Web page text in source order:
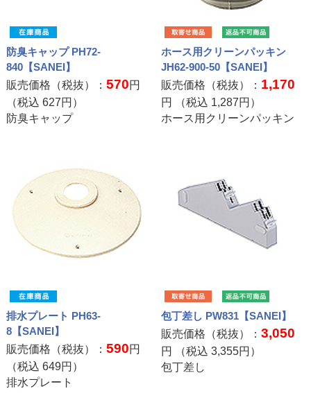
防臭キャップ PH72-
840【SANEI】
販売価格（税抜）： 570円
（税込 627円）
防臭キャップ
ホース用クリーンパッキン
JH62-900-50【SANEI】
販売価格（税抜）： 1,170
円 （税込 1,287円）
ホース用クリーンパッキン
排水プレート PH63-
8【SANEI】
販売価格（税抜）： 590円
（税込 649円）
排水プレート
包丁差し PW831【SANEI】
販売価格（税抜）：3,050
円 （税込3,355円）
包丁差し